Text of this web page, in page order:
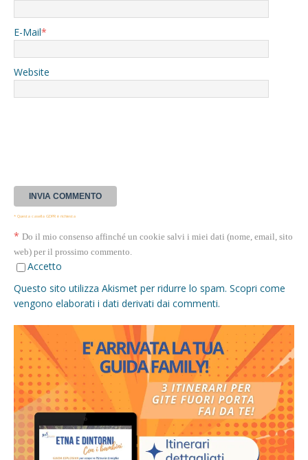
E-Mail*
Website
* Questa casella GDPR è richiesta
* Do il mio consenso affinché un cookie salvi i miei dati (nome, email, sito
web) per il prossimo commento.
Accetto
Questo sito utilizza Akismet per ridurre lo spam. Scopri come
vengono elaborati i dati derivati dai commenti.